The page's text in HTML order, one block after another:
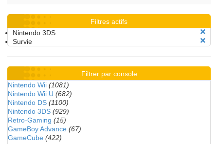
Filtres actifs
Nintendo 3DS
Survie
Filtrer par console
Nintendo Wii (1081)
Nintendo Wii U (682)
Nintendo DS (1100)
Nintendo 3DS (929)
Retro-Gaming (15)
GameBoy Advance (67)
GameCube (422)